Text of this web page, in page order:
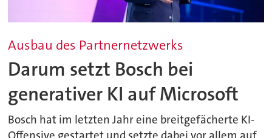
Ausbau des Partnernetzwerks
Darum setzt Bosch bei
generativer KI auf Microsoft
Bosch hat im letzten Jahr eine breitgefächerte KI-